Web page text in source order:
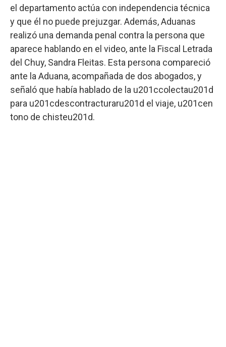
el departamento actúa con independencia técnica
y que él no puede prejuzgar. Además, Aduanas
realizó una demanda penal contra la persona que
aparece hablando en el video, ante la Fiscal Letrada
del Chuy, Sandra Fleitas. Esta persona compareció
ante la Aduana, acompañada de dos abogados, y
señaló que había hablado de la u201ccolectau201d
para u201cdescontracturaru201d el viaje, u201cen
tono de chisteu201d.